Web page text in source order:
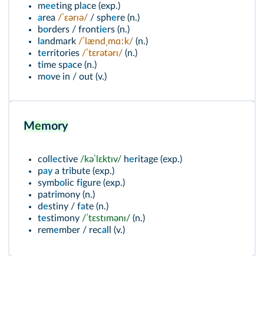
meeting pl ace (exp.)
area /ˈɛərɪə/ / sphere (n.)
borders / frontiers (n.)
andmark /ˈlændˌmɑːk/ (n.)
territories /ˈtɛrətərɪ/ (n.)
time space (n.)
move in / out (v.)
M emory
coll ective /kəˈlɛktɪv/ heritage (exp.)
paya tribute (exp.)
symbo lic figure (exp.)
patrimony (n.)
destiny / fate (n.)
testimony /ˈtɛstɪmənɪ/ (n.)
remember / reca ll (v.)